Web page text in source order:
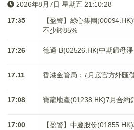
2026年8月7日 星期五 21:10:29
17:35
【盈警】綠心集團
不少於85%
17:26 德適-B(02526.HK)中期歸母
17:11 香港金管局：7月底官方外匯
17:08 寶龍地產(01238.HK)7月合約
17:00
【盈警】中慶股份